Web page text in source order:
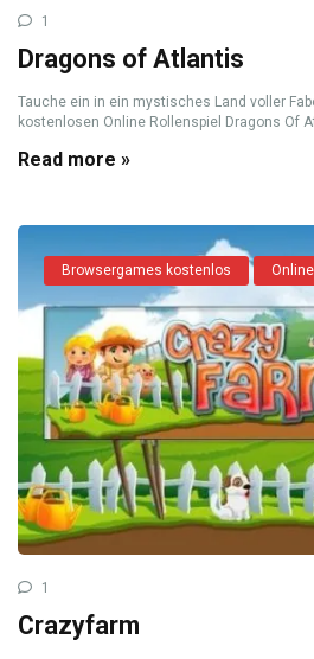
1
Dragons of Atlantis
Tauche ein in ein mystisches Land voller
kostenlosen Online Rollenspiel Dragons Of
Read more »
Browsergames kostenlos
1
Crazyfarm